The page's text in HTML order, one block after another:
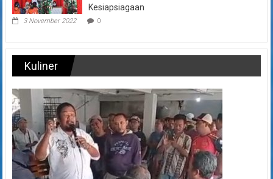
Kesiapsiagaan
3 November 2022 0
Kuliner